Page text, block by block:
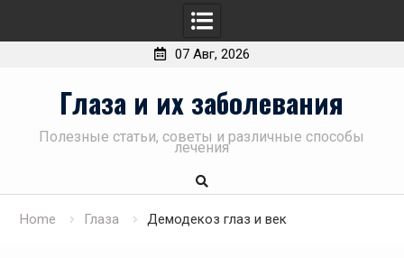
07 Авг, 2026
Глаза и их заболевания
Полезные статьи, советы и различные способы
лечения
Home Глаза Демодекоз глаз и век